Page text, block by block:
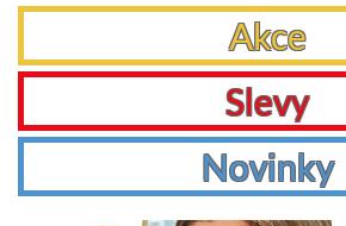
Akce
Slevy
Novinky